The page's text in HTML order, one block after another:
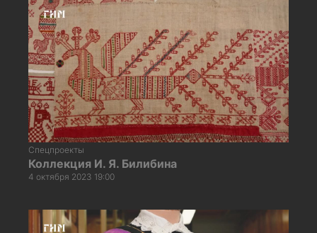
Спецпроекты
Коллекция И. Я. Билибина
4 октября 2023 19:00